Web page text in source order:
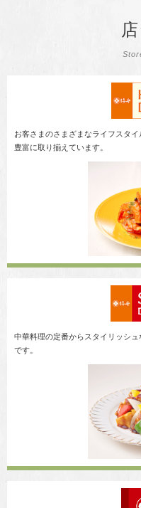
お客さまのさまざまなライフスタ
豊富に取り揃えています。
中華料理の定番からスタイリッシ
です。